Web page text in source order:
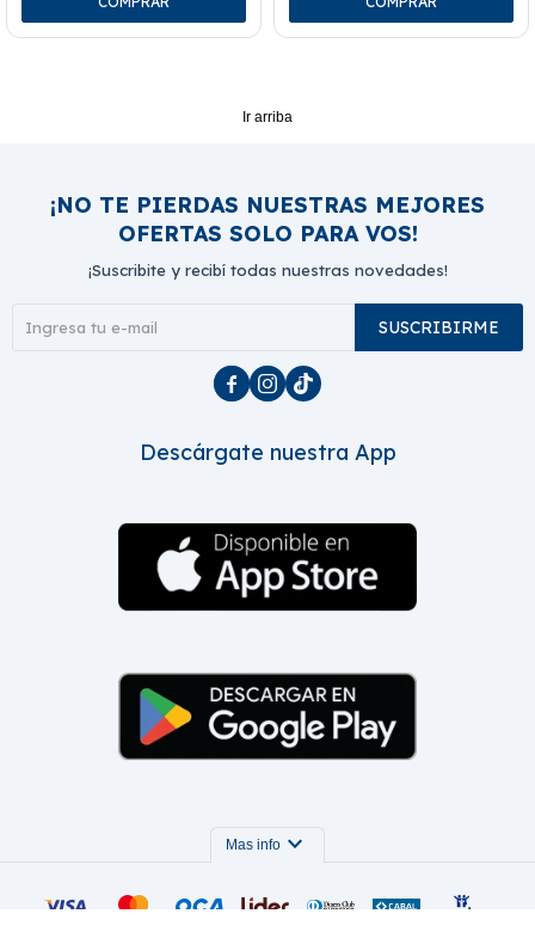
Ir arriba
¡NO TE PIERDAS NUESTRAS MEJORES
OFERTAS SOLO PARA VOS!
¡Suscribite y recibí todas nuestras novedades!
SUSCRIBIRME
  
Descárgate nuestra App
Mas info expand_more